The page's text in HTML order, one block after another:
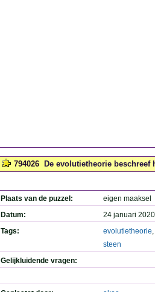
794026 De evolutietheorie beschreef
Plaats van de puzzel:
eigen maaksel
Datum:
24 januari
Tags:
evolutietheorie,
steen
Gelijkluidende vragen: